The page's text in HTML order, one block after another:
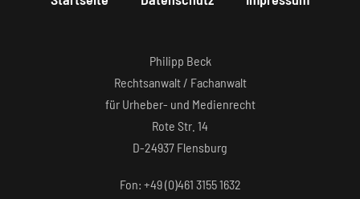
Philipp Beck
Rechtsanwalt / Fachanwalt
für Urheber- und Medienrecht
Rote Str. 14
D-24937 Flensburg
Fon: +49 (0)461 3155 1632‬